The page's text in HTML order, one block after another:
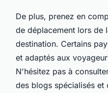
De plus, prenez en
de déplacement lors de
destination. Certains
et adaptés aux
N'hésitez pas à
des blogs spécialisés